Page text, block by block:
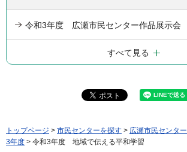
令和3年度 広瀬市民センター作品展示会
すべて見る
トップページ > 市民センターを探す > 広瀬市民センター
3年度 > 令和3年度 地域で伝える平和学習